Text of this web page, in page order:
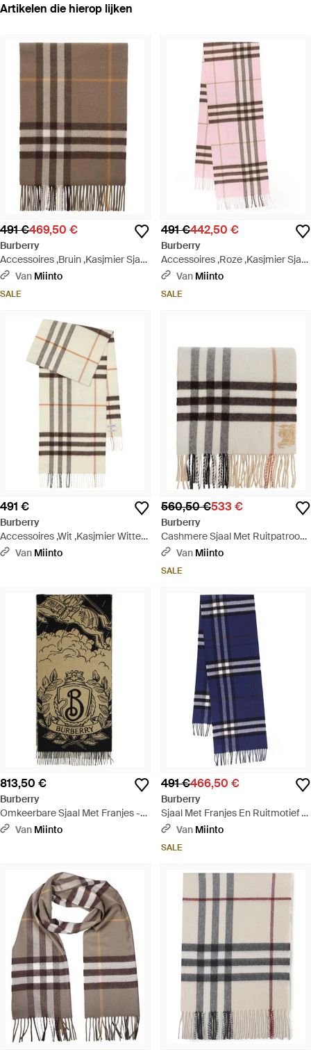
Artikelen die hierop lijken
491 €469,50 €
Burberry
Accessoires ,Bruin ,Kasjmier Sjaal
Met Geruite Rand En Franjes -
Van Miinto
SALE
491 €442,50 €
Burberry
Accessoires ,Roze ,Kasjmier Sjaal
Met Franjes En Ruitmotief - Roze
Van Miinto
SALE
491 €
Burberry
Accessoires ,Wit ,Kasjmier Witte
Cashmere Sjaal Met Franje -
Van Miinto
560,50 €533 €
Burberry
Cashmere Sjaal Met Ruitpatroon
- WitVan Miinto
SALE
813,50 €
Burberry
Omkeerbare Sjaal Met Franjes -
Groen
Van Miinto
491 €466,50 €
Burberry
Sjaal Met Franjes En Ruitmotief -
Blauw
Van Miinto
SALE